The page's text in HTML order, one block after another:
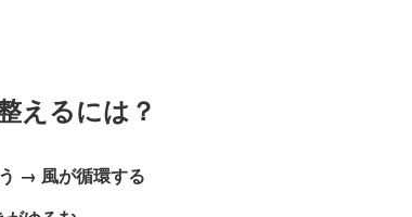
えるには？
→ 風が循環する